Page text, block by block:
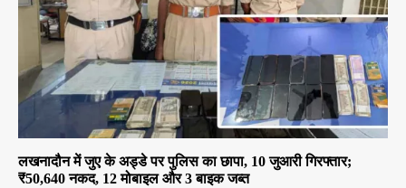
लखनादौन में जुए के अड्डे पर पुलिस का छापा, 10 जुआरी गिरफ्तार;
₹50,640 नकद, 12 मोबाइल और 3 बाइक जब्त